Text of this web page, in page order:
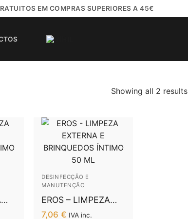
EM COMPRAS SUPERIORES A 45€
Showing all 2 results
Ordenado
popularidade
DESINFECÇÃO E
MANUTENÇÃO
EROS – LIMPEZA
EXTERNA E
7,06 € IVA inc.